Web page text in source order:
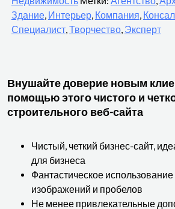
Здание, Интерьер, Компания,
Специалист,Творчество, Эксперт
Внушайте доверие новым
помощью этого чистого и
строительного веб-сайта
Чистый, четкий бизнес-сайт,
для бизнеса
Фантастическое использование
изображений и пробелов
Не менее привлекательные